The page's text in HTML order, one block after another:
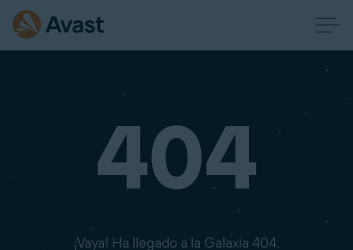
404
¡Vaya! Ha llegado a la Galaxia 404.